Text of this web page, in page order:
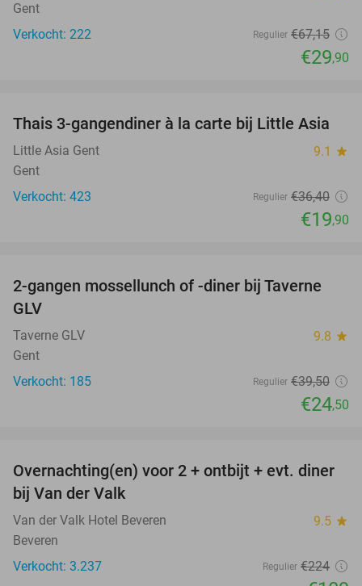
Gent
Verkocht: 222
Regulier €67,15
€29,90
45%
Thais 3-gangendiner à la carte bij Little Asia
Little Asia Gent 9.1 star
Gent
Verkocht: 423
Regulier €36,40
€19,90
38%
2-gangen mossellunch of -diner bij Taverne
GLV
Taverne GLV 9.8 star
Gent
Verkocht: 185
Regulier €39,50
€24,50
51%
Overnachting(en) voor 2 + ontbijt + evt. diner
bij Van der Valk
Van der Valk Hotel Beveren 9.5 star
Beveren
Verkocht: 3.237
Regulier €224